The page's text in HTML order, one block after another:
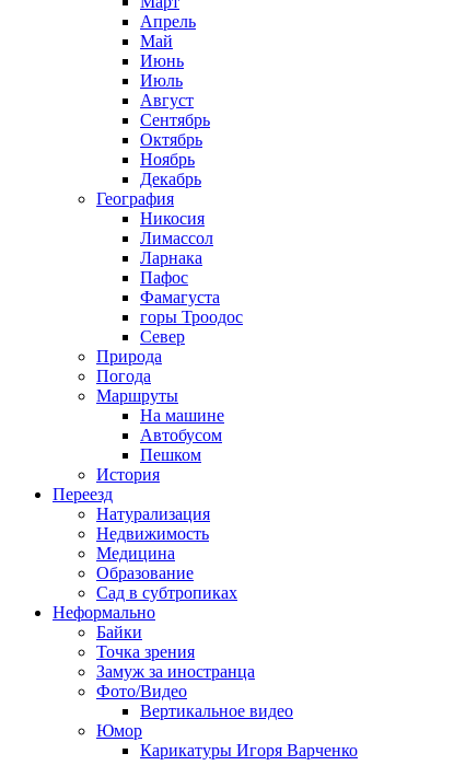
Апрель
Май
Июнь
Июль
Август
Сентябрь
Октябрь
Ноябрь
Декабрь
География
Никосия
Лимассол
Ларнака
Пафос
Фамагуста
горы Троодос
Север
Природа
Погода
Маршруты
На машине
Автобусом
Пешком
История
Переезд
Натурализация
Недвижимость
Медицина
Образование
Сад в субтропиках
Неформально
Байки
Точка зрения
Замуж за иностранца
Фото/Видео
Вертикальное видео
Юмор
Карикатуры Игоря Варченко